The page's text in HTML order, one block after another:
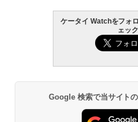
ケータイ Watchをフォ
ェック
Google 検索で当サイト